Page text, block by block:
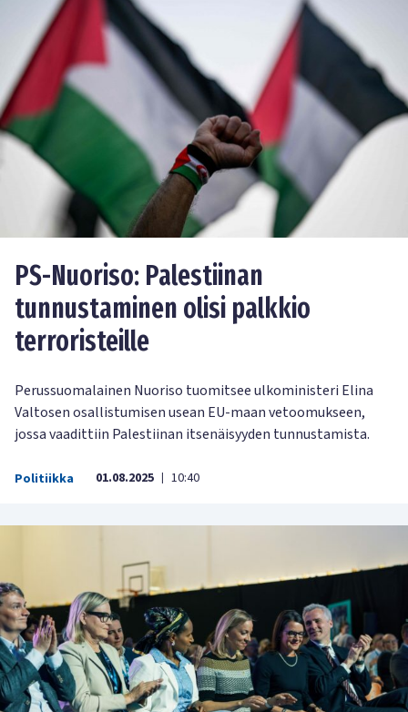
PS-Nuoriso: Palestiinan
tunnustaminen olisi palkkio
terroristeille
Perussuomalainen Nuoriso tuomitsee ulkoministeri Elina
Valtosen osallistumisen usean EU-maan vetoomukseen,
jossa vaadittiin Palestiinan itsenäisyyden tunnustamista.
Politiikka 01.08.2025 | 10:40